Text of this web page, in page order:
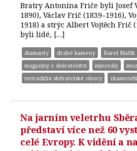
Bratry Antonína Friče byli Josef
1890), Václav Frič (1839–1916),
1918) a strýc Albert Vojtěch Frič
byli lidé, […]
diamanty drahé kameny
Karel Mařík
magazíny o sběratelství
minerály
netradiční sběratelské obory
Na jarním veletrhu
představí více než 60
celé Evropy. K vidění a